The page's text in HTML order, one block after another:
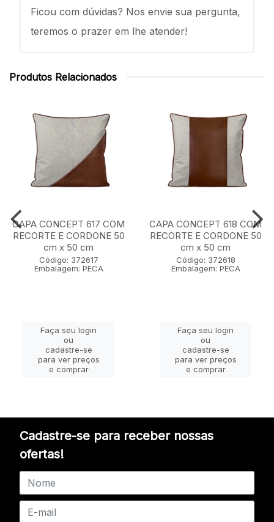
Ficou com dúvidas? Nos envie sua pergunta,
teremos o prazer em lhe atender!
Produtos Relacionados
CAPA CONCEPT 617 COM
RECORTE E CORDONE 50
cm x 50 cm
Código: 372617
Embalagem: PECA
Faça seu login
ou
cadastre-se
para ver preços
e comprar
CAPA CONCEPT 618 COM
RECORTE E CORDONE 50
cm x 50 cm
Código: 372618
Embalagem: PECA
Faça seu login
ou
cadastre-se
para ver preços
e comprar
Cadastre-se para receber nossas
ofertas!